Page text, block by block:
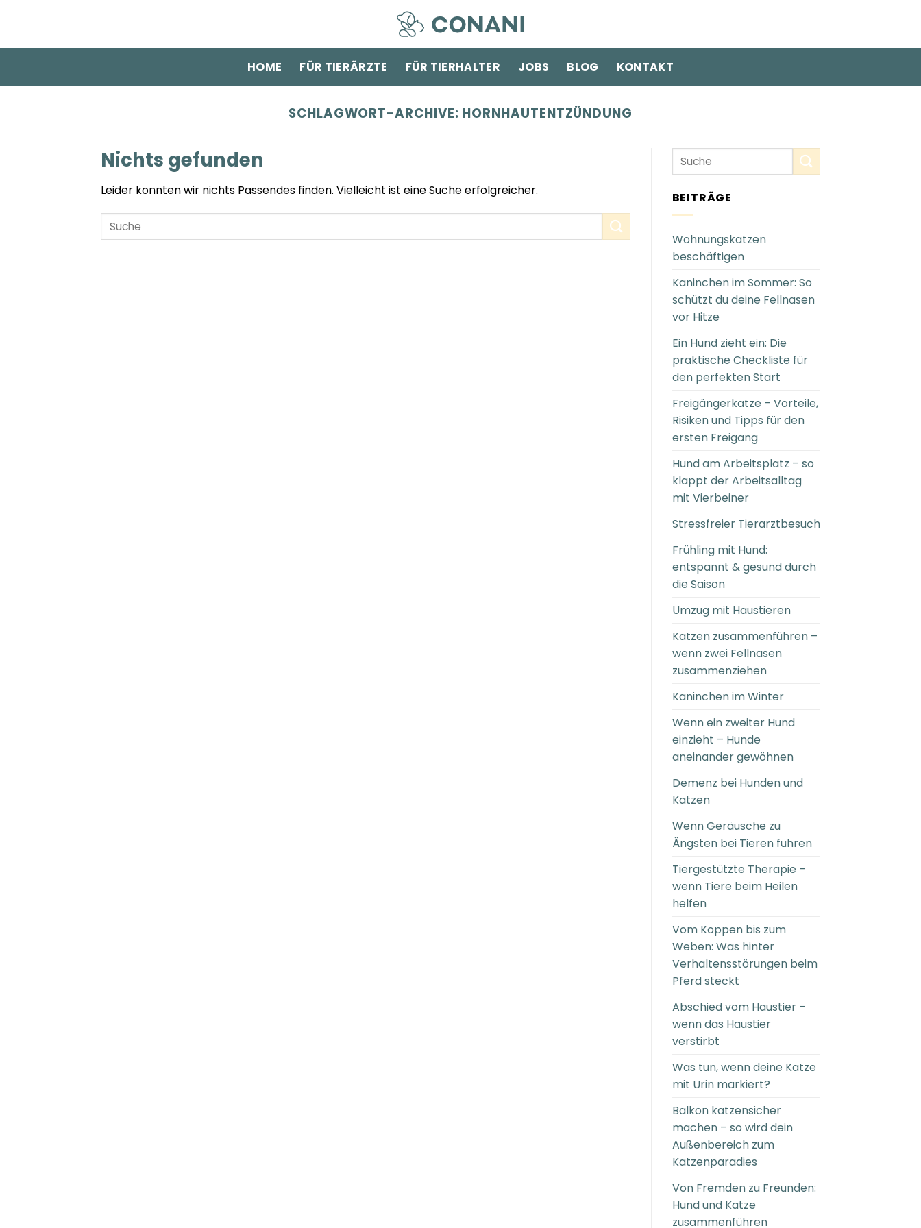
HOME
FÜR TIERÄRZTE FÜR TIERHALTER JOBS BLOG KONTAKT
SCHLAGWORT-ARCHIVE: HORNHAUTENTZÜNDUNG
Nichts gefunden
Leider konnten wir nichts Passendes finden. Vielleicht ist eine Suche erfolgreicher. BEITRÄGE
Wohnungskatzen
beschäftigen
Kaninchen im Sommer: So
schützt du deine Fellnasen
vor Hitze
Ein Hund zieht ein: Die
praktische Checkliste für
den perfekten Start
Freigängerkatze – Vorteile,
Risiken und Tipps für den
ersten Freigang
Hund am Arbeitsplatz – so
klappt der Arbeitsalltag
mit Vierbeiner
Stressfreier Tierarztbesuch
Frühling mit Hund:
entspannt & gesund durch
die Saison
Umzug mit Haustieren
Katzen zusammenführen –
wenn zwei Fellnasen
zusammenziehen
Kaninchen im Winter
Wenn ein zweiter Hund
einzieht – Hunde
aneinander gewöhnen
Demenz bei Hunden und
Katzen
Wenn Geräusche zu
Ängsten bei Tieren führen
Tiergestützte Therapie –
wenn Tiere beim Heilen
helfen
Vom Koppen bis zum
Weben: Was hinter
Verhaltensstörungen beim
Pferd steckt
Abschied vom Haustier –
wenn das Haustier
verstirbt
Was tun, wenn deine Katze
mit Urin markiert?
Balkon katzensicher
machen – so wird dein
Außenbereich zum
Katzenparadies
Von Fremden zu Freunden:
Hund und Katze
zusammenführen